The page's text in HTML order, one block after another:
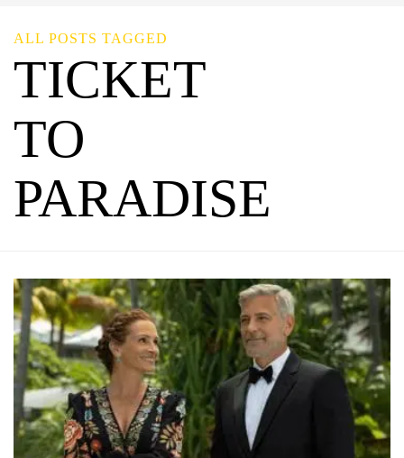
ALL POSTS TAGGED
TICKET
TO
PARADISE